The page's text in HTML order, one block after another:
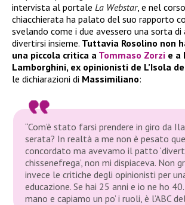
intervista al portale La Webstar, e nel
chiacchierata ha palato del suo rapporto
svelando come i due avessero una sorta di
divertirsi insieme. Tuttavia Rosolino non
una piccola critica a Tommaso Zorzi e a
Lamborghini, ex opinionisti de L’Isola
le dichiarazioni di Massimiliano:
“Com’è stato farsi prendere in giro da
serata? In realtà a me non è pesato
concordato ma avevamo il patto
chissenefrega’, non mi dispiaceva. Non
invece le critiche degli opinionisti per
educazione. Se hai 25 anni e io ne ho
mano e capiamo un po’ i ruoli, è l’ABC